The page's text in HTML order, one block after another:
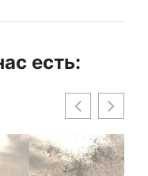
есть: